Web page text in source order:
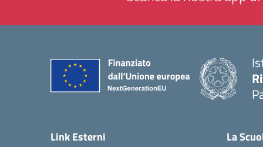
Link Esterni La